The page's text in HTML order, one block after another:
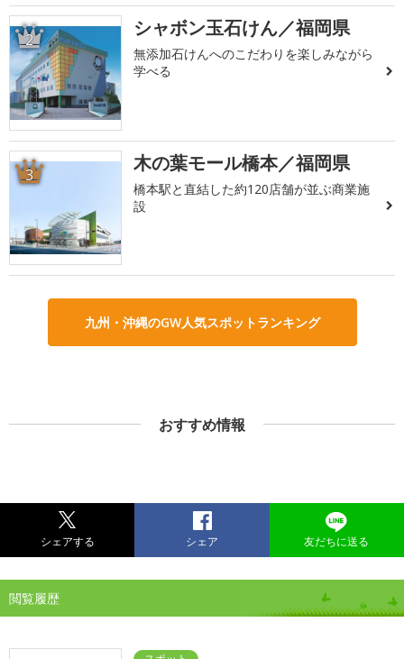
2 シャボン玉石けん／福岡県
無添加石けんへのこだわりを楽しみながら
学べる
3 木の葉モール橋本／福岡県
橋本駅と直結した約120店舗が並ぶ商業施
設
九州・沖縄のGW人気スポットランキング
おすすめ情報
シェアする シェア 友だちに送る
閲覧履歴